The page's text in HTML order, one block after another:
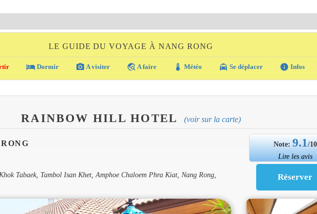
LE GUIDE DU VOYAGE À NANG RONG
local_hotel Dormir photo_camera A visiter travel_explore A faire thermostat Météo local_taxi Se déplacer info Infos
RAINBOW HILL HOTEL (voir sur la carte)
Tabaek, Tambol Isan Khet, Amphoe Chaloem Phra Kiat, Nang Rong,
Note:9.1/10
Lire les avis